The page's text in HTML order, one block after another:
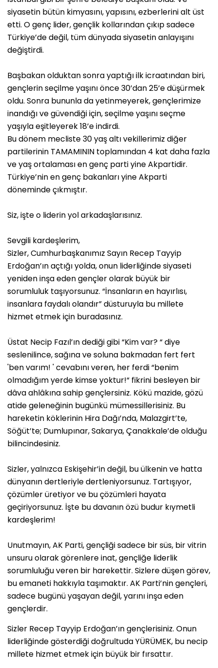
siyasetin bütün kimyasını, yapısını, ezberlerini alt üst
etti. O genç lider, gençlik kollarından çıkıp sadece
Türkiye’de değil, tüm dünyada siyasetin anlayışını
değiştirdi.
Başbakan olduktan sonra yaptığı ilk icraatından biri,
gençlerin seçilme yaşını önce 30’dan 25’e düşürmek
oldu. Sonra bununla da yetinmeyerek, gençlerimize
inandığı ve güvendiği için, seçilme yaşını seçme
yaşıyla eşitleyerek 18’e indirdi.
Bu dönem mecliste 30 yaş altı vekillerimiz diğer
partilerinin TAMAMININ toplamından 4 kat daha fazla
ve yaş ortalaması en genç parti yine Akpartidir.
Türkiye’nin en genç bakanları yine Akparti
döneminde çıkmıştır.
Siz, işte o liderin yol arkadaşlarısınız.
Sevgili kardeşlerim,
Sizler, Cumhurbaşkanımız Sayın Recep Tayyip
Erdoğan’ın açtığı yolda, onun liderliğinde siyaseti
yeniden inşa eden gençler olarak büyük bir
sorumluluk taşıyorsunuz. “İnsanların en hayırlısı,
insanlara faydalı olandır” düsturuyla bu millete
hizmet etmek için buradasınız.
Üstat Necip Fazıl’ın dediği gibi “Kim var? “ diye
seslenilince, sağına ve soluna bakmadan fert fert
'ben varım! ' cevabını veren, her ferdi “benim
olmadığım yerde kimse yoktur!“ fikrini besleyen bir
dâva ahlâkına sahip gençlersiniz. Kökü mazide, gözü
atide geleneğinin bugünkü mümessillerisiniz. Bu
hareketin köklerinin Hira Dağı’nda, Malazgirt’te,
Söğüt’te; Dumlupınar, Sakarya, Çanakkale’de olduğu
bilincindesiniz.
Sizler, yalnızca Eskişehir’in değil, bu ülkenin ve hatta
dünyanın dertleriyle dertleniyorsunuz. Tartışıyor,
çözümler üretiyor ve bu çözümleri hayata
geçiriyorsunuz. İşte bu davanın özü budur kıymetli
kardeşlerim!
Unutmayın, AK Parti, gençliği sadece bir süs, bir vitrin
unsuru olarak görenlere inat, gençliğe liderlik
sorumluluğu veren bir harekettir. Sizlere düşen görev,
bu emaneti hakkıyla taşımaktır. AK Parti’nin gençleri,
sadece bugünü yaşayan değil, yarını inşa eden
gençlerdir.
Sizler Recep Tayyip Erdoğan’ın gençlerisiniz. Onun
liderliğinde gösterdiği doğrultuda YÜRÜMEK, bu necip
millete hizmet etmek için büyük bir fırsattır.